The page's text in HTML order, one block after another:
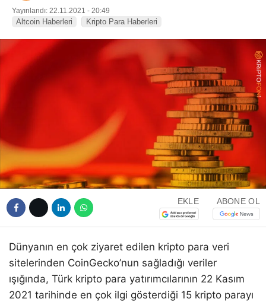
Yayınlandı: 22.11.2021 - 20:49
Altcoin Haberleri Kripto Para Haberleri
EKLE ABONE OL
Dünyanın en çok ziyaret edilen kripto para veri
sitelerinden CoinGecko’nun sağladığı veriler
ışığında, Türk kripto para yatırımcılarının 22 Kasım
2021 tarihinde en çok ilgi gösterdiği 15 kripto parayı